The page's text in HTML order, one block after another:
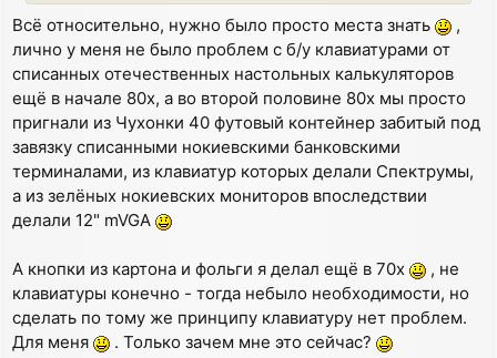
Всё относительно, нужно было просто места знать
,
лично у меня не было проблем с б/у клавиатурами от
списанных отечественных настольных калькуляторов
ещё в начале 80х, а во второй половине 80х мы просто
пригнали из Чухонки 40 футовый контейнер забитый под
завязку списанными нокиевскими банковскими
терминалами, из клавиатур которых делали Спектрумы,
а из зелёных нокиевских мониторов впоследствии
делали 12" mVGA
А кнопки из картона и фольги я делал ещё в 70х
, не
клавиатуры конечно - тогда небыло необходимости, но
сделать по тому же принципу клавиатуру нет проблем.
Для меня
. Только зачем мне это сейчас?